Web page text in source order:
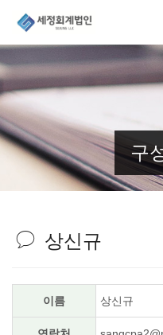
구
상신규
이름 상신규